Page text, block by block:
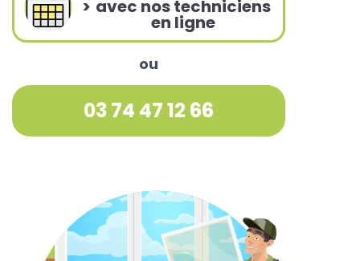
> avec nos techniciens
en ligne
ou
03 74 47 12 66